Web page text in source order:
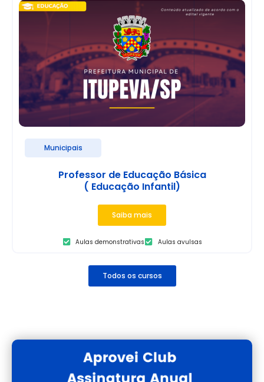
Municipais
Professor de Educação Básica
( Educação Infantil)
Saiba mais
Aulas demonstrativas Aulas avulsas
Todos os cursos